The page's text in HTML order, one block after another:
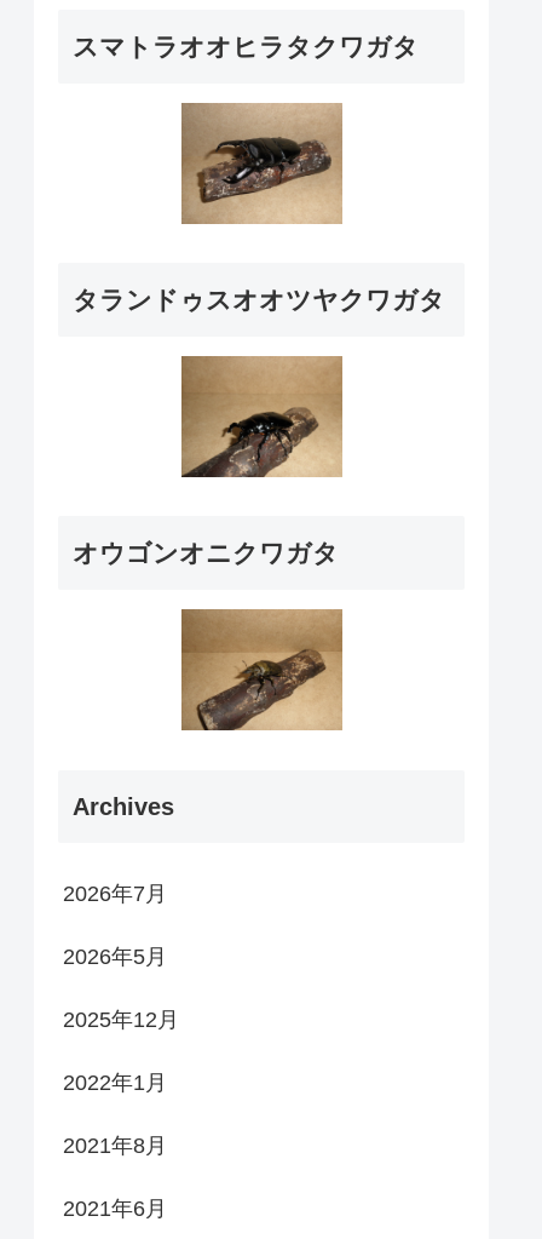
スマトラオオヒラタクワガタ
タランドゥスオオツヤクワガタ
オウゴンオニクワガタ
Archives
2026年7月
2026年5月
2025年12月
2022年1月
2021年8月
2021年6月